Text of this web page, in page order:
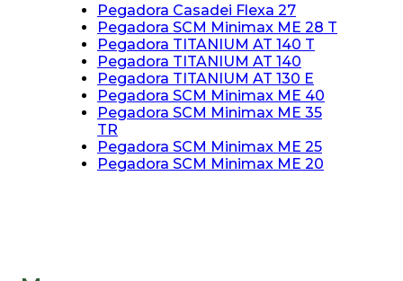
Pegadora Casadei Flexa 27
Pegadora SCM Minimax ME 28 T
Pegadora TITANIUM AT 140 T
Pegadora TITANIUM AT 140
Pegadora TITANIUM AT 130 E
Pegadora SCM Minimax ME 40
Pegadora SCM Minimax ME 35
TR
Pegadora SCM Minimax ME 25
Pegadora SCM Minimax ME 20